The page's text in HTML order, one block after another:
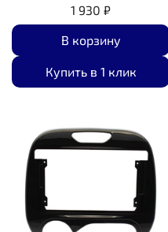
1 930 ₽
В корзину
Купить в 1 клик